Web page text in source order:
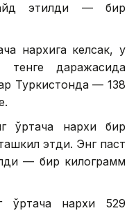
этилди — бир
нархига келсак, у
даражасида
Туркистонда — 138
ўртача нархи бир
этди. Энг паст
— бир килограмм
ўртача нархи 529